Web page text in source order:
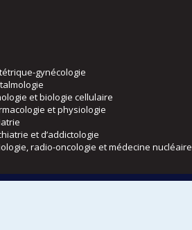
gynécologie
et biologie cellulaire
et physiologie
et d’addictologie
radio-oncologie et médecine nucléaire